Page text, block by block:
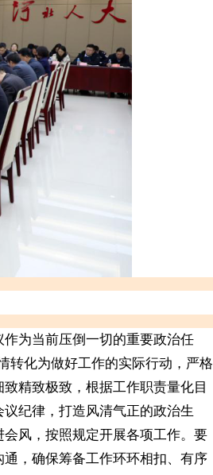
为当前压倒一切的重要政治任
转化为做好工作的实际行动，严格
精致极致，根据工作职责量化目
纪律，打造风清气正的政治生
风，按照规定开展各项工作。要
，确保筹备工作环环相扣、有序